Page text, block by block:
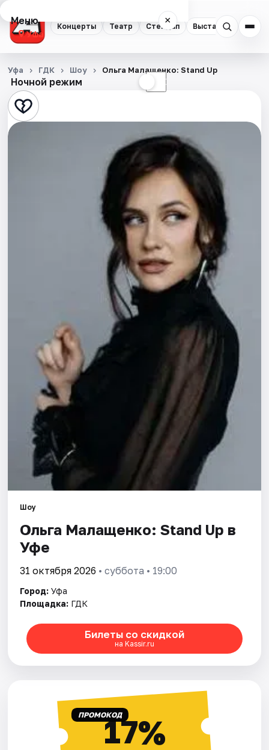
Концерты Театр Стендап Выставки
Меню ×
Уфа
Концерты
Театр
Стендап
Рейтинги
Ночной режим ☾
Уфа ГДК Шоу Ольга Малащенко: Stand Up
Шоу
Ольга Малащенко: Stand Up в
Уфе
31 октября 2026 • суббота • 19:00
Город: Уфа
Площадка: ГДК
Билеты со скидкой
на Kassir.ru
ПРОМОКОД17%